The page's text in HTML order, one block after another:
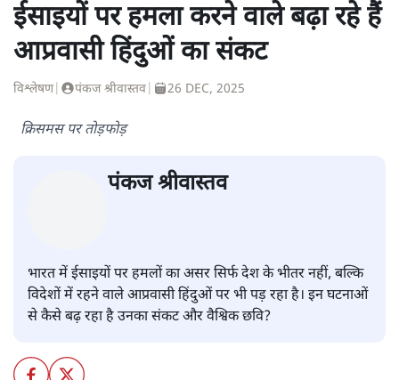
ईसाइयों पर हमला करने वाले बढ़ा रहे हैं
आप्रवासी हिंदुओं का संकट
विश्लेषण| पंकज श्रीवास्तव 26 DEC, 2025